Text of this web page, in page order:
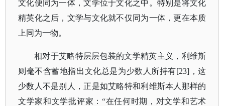
文化便同为一体，文学位于文化之中。特别是将文化
精英化之后，文学与文化就不仅同为一体，更在本质
上同为一物。
相对于艾略特层层包装的文学精英主义，利维斯
则毫不含蓄地指出文化总是为少数人所持有[23]，这
少数人不是别人，正是如艾略特和利维斯本人那样的
文学家和文学批评家：“在任何时期，对文学和艺术